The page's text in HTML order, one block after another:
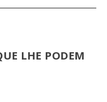
LHE PODEM